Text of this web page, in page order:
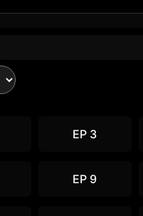
EP 3
EP 9